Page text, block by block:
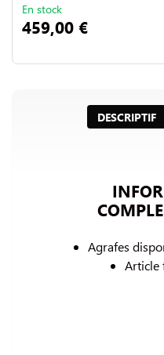
En stock
459,00 €
DESCRIPTIF
Agrafes
Article